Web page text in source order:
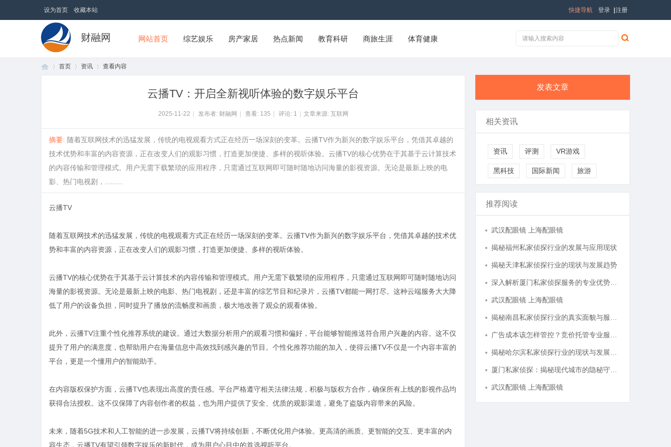
设为首页 收藏本站 登录 注册
快捷导航
财融网 网站首页 综艺娱乐 房产家居 热点新闻 教育科研 商旅生涯 体育健康
首页 资讯 查看内容
云播TV：开启全新视听体验的数字娱乐平台
2025-11-22 发布者: 财融网 查看: 135 评论: 1 文章来源: 互联网
摘要: 随着互联网技术的迅猛发展，传统的电视观看方式正在经历一场深刻的变革。云播TV作为新兴的数字娱乐平台，凭借其卓越的
技术优势和丰富的内容资源，正在改变人们的观影习惯，打造更加便捷、多样的视听体验。云播TV的核心优势在于其基于云计算技术
的内容传输和管理模式。用户无需下载繁琐的应用程序，只需通过互联网即可随时随地访问海量的影视资源。无论是最新上映的电
影、热门电视剧，.........
云播TV
随着互联网技术的迅猛发展，传统的电视观看方式正在经历一场深刻的变革。云播TV作为新兴的数字娱乐平台，凭借其卓越的技术优
势和丰富的内容资源，正在改变人们的观影习惯，打造更加便捷、多样的视听体验。
云播TV的核心优势在于其基于云计算技术的内容传输和管理模式。用户无需下载繁琐的应用程序，只需通过互联网即可随时随地访问
海量的影视资源。无论是最新上映的电影、热门电视剧，还是丰富的综艺节目和纪录片，云播TV都能一网打尽。这种云端服务大大降
低了用户的设备负担，同时提升了播放的流畅度和画质，极大地改善了观众的观看体验。
此外，云播TV注重个性化推荐系统的建设。通过大数据分析用户的观看习惯和偏好，平台能够智能推送符合用户兴趣的内容。这不仅
提升了用户的满意度，也帮助用户在海量信息中高效找到感兴趣的节目。个性化推荐功能的加入，使得云播TV不仅是一个内容丰富的
平台，更是一个懂用户的智能助手。
在内容版权保护方面，云播TV也表现出高度的责任感。平台严格遵守相关法律法规，积极与版权方合作，确保所有上线的影视作品均
获得合法授权。这不仅保障了内容创作者的权益，也为用户提供了安全、优质的观影渠道，避免了盗版内容带来的风险。
未来，随着5G技术和人工智能的进一步发展，云播TV将持续创新，不断优化用户体验。更高清的画质、更智能的交互、更丰富的内
容生态，云播TV有望引领数字娱乐的新时代，成为用户心目中的首选视听平台。
发表文章
相关资讯
资讯 评测 VR游戏
黑科技 国际新闻 旅游
推荐阅读
武汉配眼镜 上海配眼镜
揭秘福州私家侦探行业的发展与应用现状
揭秘天津私家侦探行业的现状与发展趋势
武汉配眼镜 上海配眼镜
武汉配眼镜 上海配眼镜